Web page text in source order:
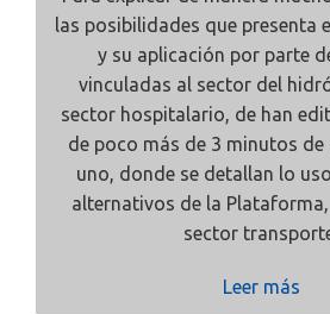
las posibilidades que presenta
y su aplicación por parte
vinculadas al sector del
sector hospitalario, de han
de poco más de 3 minutos
uno, donde se detallan lo
alternativos de la
sector
Leer más